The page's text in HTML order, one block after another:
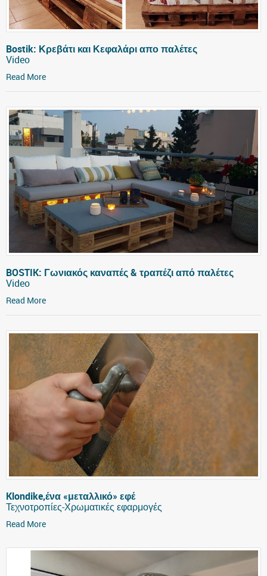
Bostik: Κρεβάτι και Κεφαλάρι απο παλέτες
Video
Read More
BOSTIK: Γωνιακός καναπές & τραπέζι από παλέτες
Video
Read More
Klondike,ένα «μεταλλικό» εφέ
Τεχνοτροπίες-Χρωματικές εφαρμογές
Read More